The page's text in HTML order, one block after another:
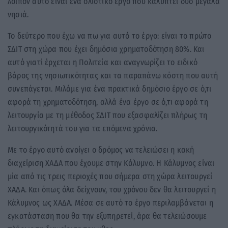
νησιά.
Το δεύτερο που έχω να πω για αυτό το έργο: είναι το πρώτο
ΣΔΙΤ στη χώρα που έχει δημόσια χρηματοδότηση 80%. Και
αυτό γιατί έρχεται η Πολιτεία και αναγνωρίζει το ειδικό
βάρος της νησιωτικότητας και τα παραπάνω κόστη που αυτή
συνεπάγεται. Μιλάμε για ένα πρακτικά δημόσιο έργο σε ό,τι
αφορά τη χρηματοδότηση, αλλά ένα έργο σε ό,τι αφορά τη
λειτουργία με τη μέθοδος ΣΔΙΤ που εξασφαλίζει πλήρως τη
λειτουργικότητά του για τα επόμενα χρόνια.
Με το έργο αυτό ανοίγει ο δρόμος να τελειώσει η κακή
διαχείριση ΧΑΔΑ που έχουμε στην Κάλυμνο. Η Κάλυμνος είναι
μία από τις τρεις περιοχές που σήμερα στη χώρα λειτουργεί
ΧΑΔΑ. Και όπως όλα δείχνουν, του χρόνου δεν θα λειτουργεί η
Κάλυμνος ως ΧΑΔΑ. Μέσα σε αυτό το έργο περιλαμβάνεται η
εγκατάσταση που θα την εξυπηρετεί, άρα θα τελειώσουμε